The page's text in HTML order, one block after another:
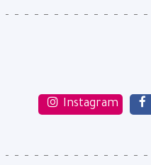
Instagram